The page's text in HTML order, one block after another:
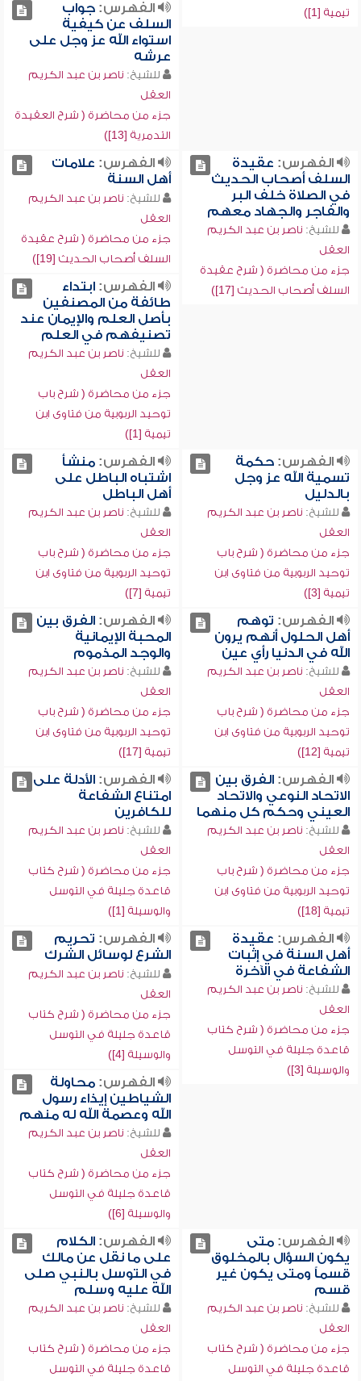
تيمية [1])
الفهرس:جواب
السلف عن كيفية
استواء الله عز وجل على
عرشه
للشيخ: ناصر بن عبد الكريم
العقل
جزء من محاضرة ( شرح العقيدة
التدمرية [13])
الفهرس: عقيدة
السلف أصحاب الحديث
في الصلاة خلف البر
والفاجر والجهاد معهم
للشيخ: ناصر بن عبد الكريم
العقل
جزء من محاضرة ( شرح عقيدة
السلف أصحاب الحديث [17])
الفهرس: علامات
أهل السنة
للشيخ: ناصر بن عبد الكريم
العقل
جزء من محاضرة ( شرح عقيدة
السلف أصحاب الحديث [19])
الفهرس:ابتداء
طائفة من المصنفين
بأصل العلم والإيمان عند
تصنيفهم في العلم
للشيخ: ناصر بن عبد الكريم
العقل
جزء من محاضرة ( شرح باب
توحيد الربوبية من فتاوى ابن
تيمية [1])
الفهرس:حكمة
تسمية الله عز وجل
بالدليل
للشيخ: ناصر بن عبد الكريم
العقل
جزء من محاضرة ( شرح باب
توحيد الربوبية من فتاوى ابن
تيمية [3])
الفهرس:منشأ
اشتباه الباطل على
أهل الباطل
للشيخ: ناصر بن عبد الكريم
العقل
جزء من محاضرة ( شرح باب
توحيد الربوبية من فتاوى ابن
تيمية [7])
الفهرس: توهم
أهل الحلول أنهم يرون
الله في الدنيا رأي عين
للشيخ: ناصر بن عبد الكريم
العقل
جزء من محاضرة ( شرح باب
توحيد الربوبية من فتاوى ابن
تيمية [12])
الفهرس:الفرق بين
المحبة الإيمانية
والوجد المذموم
للشيخ: ناصر بن عبد الكريم
العقل
جزء من محاضرة ( شرح باب
توحيد الربوبية من فتاوى ابن
تيمية [17])
الفهرس:الفرق بين
الاتحاد النوعي والاتحاد
العيني وحكم كل منهما
للشيخ: ناصر بن عبد الكريم
العقل
جزء من محاضرة ( شرح باب
توحيد الربوبية من فتاوى ابن
تيمية [18])
الفهرس:الأدلة على
امتناع الشفاعة
للكافرين
للشيخ: ناصر بن عبد الكريم
العقل
جزء من محاضرة ( شرح كتاب
قاعدة جليلة في التوسل
والوسيلة [1])
الفهرس: عقيدة
أهل السنة في إثبات
الشفاعة في الآخرة
للشيخ: ناصر بن عبد الكريم
العقل
جزء من محاضرة ( شرح كتاب
قاعدة جليلة في التوسل
والوسيلة [3])
الفهرس: تحريم
الشرع لوسائل الشرك
للشيخ: ناصر بن عبد الكريم
العقل
جزء من محاضرة ( شرح كتاب
قاعدة جليلة في التوسل
والوسيلة [4])
الفهرس:محاولة
الشياطين إيذاء رسول
الله وعصمة الله له منهم
للشيخ: ناصر بن عبد الكريم
العقل
جزء من محاضرة ( شرح كتاب
قاعدة جليلة في التوسل
والوسيلة [6])
الفهرس:متى
يكون السؤال بالمخلوق
قسماً ومتى يكون غير
قسم
للشيخ: ناصر بن عبد الكريم
العقل
جزء من محاضرة ( شرح كتاب
قاعدة جليلة في التوسل
الفهرس:الكلام
على ما نقل عن مالك
في التوسل بالنبي صلى
الله عليه وسلم
للشيخ: ناصر بن عبد الكريم
العقل
جزء من محاضرة ( شرح كتاب
قاعدة جليلة في التوسل